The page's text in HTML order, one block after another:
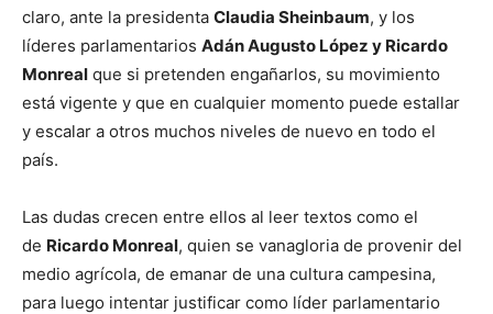
claro, ante la presidenta Claudia Sheinbaum, y los
líderes parlamentarios Adán Augusto López y Ricardo
Monreal que si pretenden engañarlos, su movimiento
está vigente y que en cualquier momento puede estallar
y escalar a otros muchos niveles de nuevo en todo el
país.
Las dudas crecen entre ellos al leer textos como el
de Ricardo Monreal, quien se vanagloria de provenir del
medio agrícola, de emanar de una cultura campesina,
para luego intentar justificar como líder parlamentario